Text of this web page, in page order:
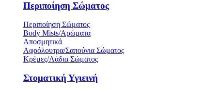
Περιποίηση Σώματος
Περιποίηση Σώματος
Body Mists/Αρώματα
Αποσμητικά
Αφρόλουτρα/Σαπούνια Σώματος
Κρέμες/Λάδια Σώματος
Στοματική Υγιεινή